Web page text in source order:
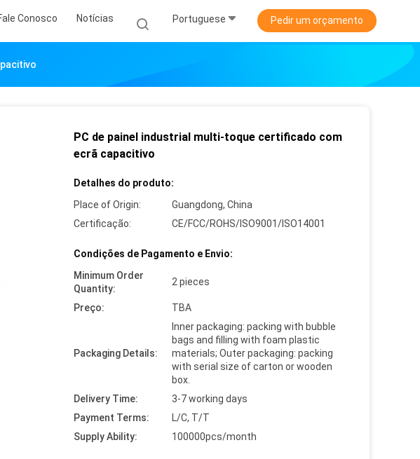
Conosco Notícias Portuguese Pedir um orçamento
PC de painel industrial multi-toque certificado com
ecrã capacitivo
Detalhes do produto:
Place of Origin:
Guangdong, China
Certificação:
CE/FCC/ROHS/ISO9001/ISO14001
Condições de Pagamento e Envio:
Minimum Order
Quantity:
2 pieces
Preço: TBA
Packaging Details:
Inner packaging: packing with bubble
bags and filling with foam plastic
materials; Outer packaging: packing
with serial size of carton or wooden
box.
Delivery Time:
3-7 working days
Payment Terms:
L/C, T/T
Supply Ability:
100000pcs/month